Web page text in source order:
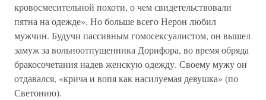
кровосмесительной похоти, о чем свидетельствовали
пятна на одежде». Но больше всего Нерон любил
мужчин. Будучи пассивным гомосексуалистом, он вышел
замуж за вольноотпущенника Дорифора, во время обряда
бракосочетания надев женскую одежду. Своему мужу он
отдавался, «крича и вопя как насилуемая девушка» (по
Светонию).